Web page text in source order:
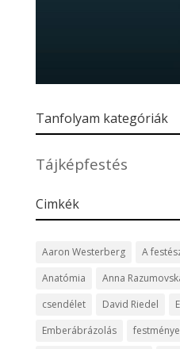
Tanfolyam kategóriák
Tájképfestés
Cimkék
Aaron Westerberg A
Anatómia
Anna
csendélet
David Riedel
Emberábrázolás